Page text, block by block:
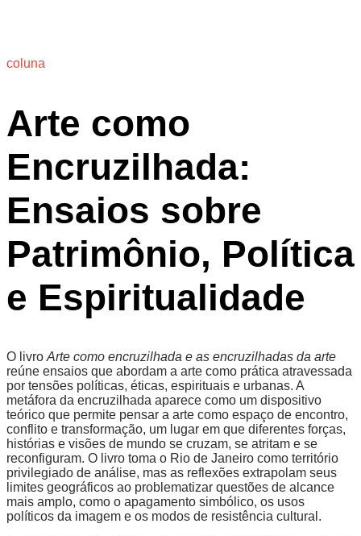
coluna
Arte como
Encruzilhada:
Ensaios sobre
Patrimônio, Política
e Espiritualidade
O livro Arte como encruzilhada e as encruzilhadas da arte
reúne ensaios que abordam a arte como prática atravessada
por tensões políticas, éticas, espirituais e urbanas. A
metáfora da encruzilhada aparece como um dispositivo
teórico que permite pensar a arte como espaço de encontro,
conflito e transformação, um lugar em que diferentes forças,
histórias e visões de mundo se cruzam, se atritam e se
reconfiguram. O livro toma o Rio de Janeiro como território
privilegiado de análise, mas as reflexões extrapolam seus
limites geográficos ao problematizar questões de alcance
mais amplo, como o apagamento simbólico, os usos
políticos da imagem e os modos de resistência cultural.